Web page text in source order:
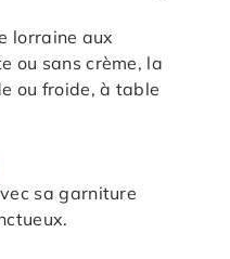
lorraine aux
ou sans crème, la
ou froide, à table
sa garniture